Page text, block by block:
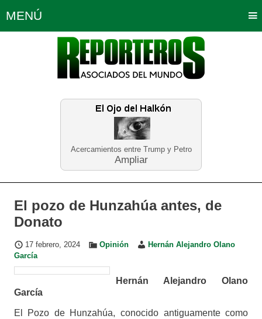
Acercamientos entre Trump y Petro
Ampliar
MENÚ
Política Opinión Bogotá
Planeta Tierra Deportes
Educación Neira
El pozo de Hunzahúa antes, de
Donato
17 febrero, 2024 Opinión
Hernán Alejandro Olano
García
Hernán Alejandro Olano
García
El Pozo de Hunzahúa, conocido antiguamente como